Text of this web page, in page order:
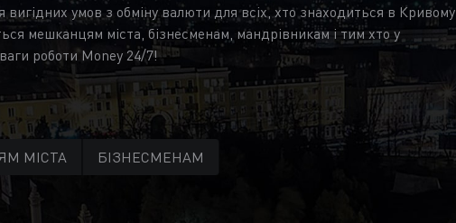
умов з обміну валюти для всіх, хто знаходиться в Кривому
мешканцям міста, бізнесменам, мандрівникам і тим хто у
роботи Money 24/7!
МІСТА БІЗНЕСМЕНАМ